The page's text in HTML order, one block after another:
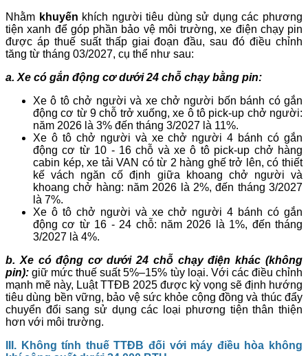
Nhằm khuyến khích người tiêu dùng sử dụng các phương
tiện xanh để góp phần bảo vệ môi trường, xe điện chạy pin
được áp thuế suất thấp giai đoạn đầu, sau đó điều chỉnh
tăng từ tháng 03/2027, cụ thể như sau:
a. Xe có gắn động cơ dưới 24 chỗ chạy bằng pin:
Xe ô tô chở người và xe chở người bốn bánh có gắn
động cơ từ 9 chỗ trở xuống, xe ô tô pick-up chở người:
năm 2026 là 3% đến tháng 3/2027 là 11%.
Xe ô tô chở người và xe chở người 4 bánh có gắn
động cơ từ 10 - 16 chỗ và xe ô tô pick-up chở hàng
cabin kép, xe tải VAN có từ 2 hàng ghế trở lên, có thiết
kế vách ngăn cố định giữa khoang chở người và
khoang chở hàng: năm 2026 là 2%, đến tháng 3/2027
là 7%.
Xe ô tô chở người và xe chở người 4 bánh có gắn
động cơ từ 16 - 24 chỗ: năm 2026 là 1%, đến tháng
3/2027 là 4%.
b. Xe có động cơ dưới 24 chỗ chạy điện khác (không
pin):giữ mức thuế suất 5%–15% tùy loại. Với các điều chỉnh
mạnh mẽ này, Luật TTĐB 2025 được kỳ vọng sẽ định hướng
tiêu dùng bền vững, bảo vệ sức khỏe cộng đồng và thúc đẩy
chuyển đổi sang sử dụng các loại phương tiện thân thiện
hơn với môi trường.
III. Không tính thuế TTĐB đối với máy điều hòa không